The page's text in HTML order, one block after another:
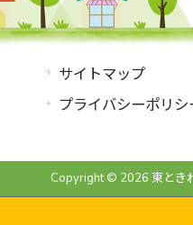
サイトマップ
プライバシーポリシ
Copyright © 2026 東とき